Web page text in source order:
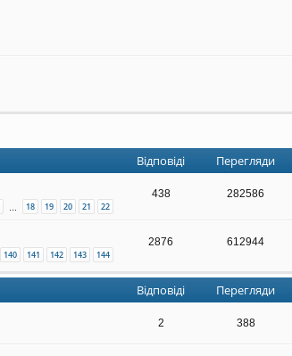
Відповіді Перегляди
… 18 19 20 21 22
438 282586
140 141 142 143 144
2876 612944
Відповіді Перегляди
2 388